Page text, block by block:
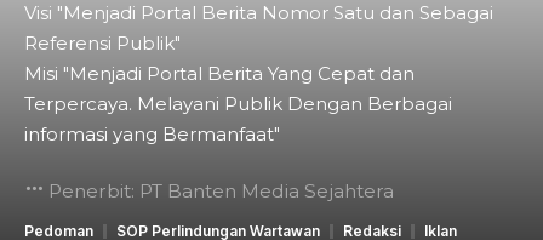
Visi "Menjadi Portal Berita Nomor Satu dan Sebagai
Referensi Publik"
Misi "Menjadi Portal Berita Yang Cepat dan
Terpercaya. Melayani Publik Dengan Berbagai
informasi yang Bermanfaat"
Penerbit: PT Banten Media Sejahtera
Pedoman SOP Perlindungan Wartawan Redaksi Iklan